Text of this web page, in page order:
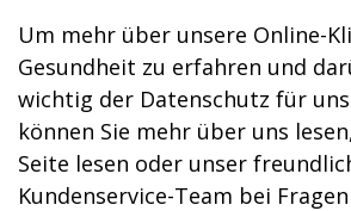
Um mehr über unsere Online-
Gesundheit zu erfahren und
wichtig der Datenschutz für
können Sie mehr über uns
Seite lesen oder unser
Kundenservice-Team bei